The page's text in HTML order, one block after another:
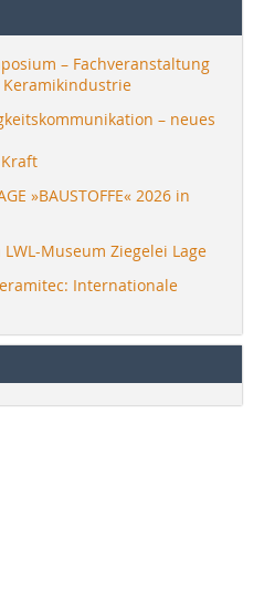
– Fachveranstaltung
– neues
»BAUSTOFFE« 2026 in
Museum Ziegelei Lage
Internationale